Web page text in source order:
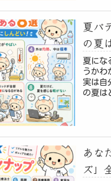
夏バ
の夏
夏にな
うかわ
実は自
の夏は
あな
ズ」